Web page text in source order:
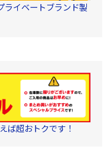
ライベートブランド製
ば超おトクです！